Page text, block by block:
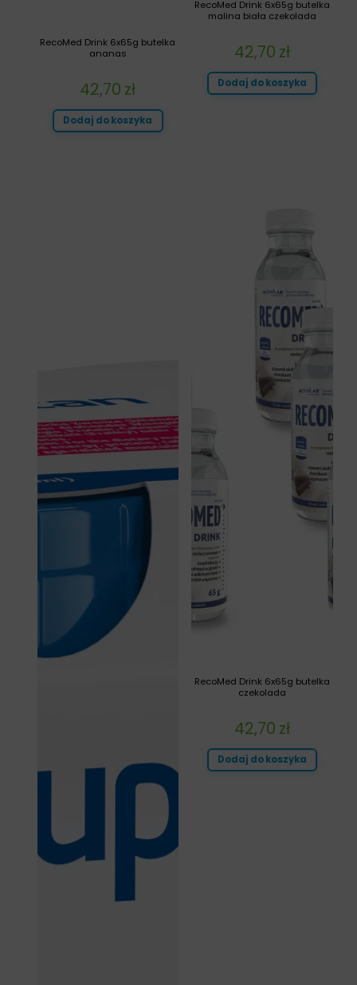
RecoMed Drink 6x65g butelka
malina biała czekolada
42,70 zł
Dodaj do koszyka
RecoMed Drink 6x65g butelka
ananas
42,70 zł
Dodaj do koszyka
RecoMed Drink 6x65g butelka
czekolada
42,70 zł
Dodaj do koszyka